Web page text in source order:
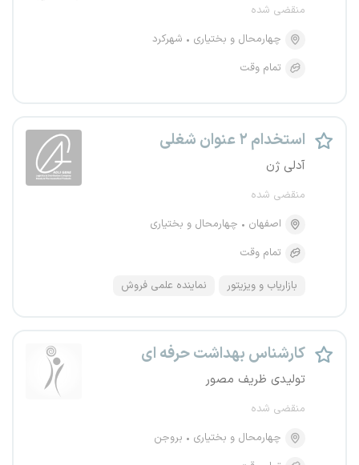
منقضی شده
چهارمحال و بختیاری
شهرکرد
تمام وقت
استخدام ۲ عنوان شغلی
آدلی ژن
منقضی شده
اصفهان
چهارمحال و بختیاری
تمام وقت
بازاریاب و ویزیتور نماینده علمی فروش
کارشناس بهداشت حرفه ای
تولیدی ظریف مصور
منقضی شده
چهارمحال و بختیاری
بروجن